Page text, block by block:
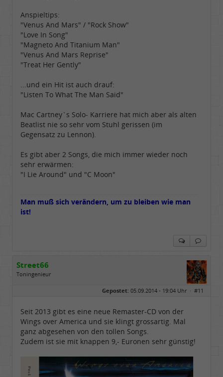
Anspieltips:
"Venus And Mars" / "Rock Show"
"Love In Song"
"Magneto And Titanium Man"
"Venus And Mars Reprise"
"Treat Her Gently"
...und ein Hit ist auch drauf:
"Listen To What The Man Said"
Mac Cartney`s Solo- Karriere hat mich aber als alten
Beatlist nie so sehr vom Stuhl gerissen (im
Gegensatz zu Lennon).
Es gibt aber 2 Songs, die mich immer wieder noch
sehr erwärmen:
"I Lie Around" und "C Moon"
Man muß sich verändern, um zu bleiben wie man
ist!
Street66
Toningenieur
Gepostet: 05.09.2014 - 19:04 Uhr · #11
Seit 2013 gibt es eine neue Remaster-CD von der
Wings over America und sie klingt grossartig. Mal
ganz abgesehen von den tollen Songs.
Zudem ist sie mit knappen 9,- Euronen sehr günstig!